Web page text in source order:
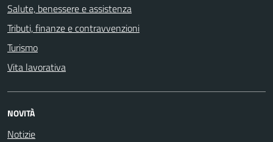
Salute, benessere e assistenza
Tributi, finanze e contravvenzioni
Turismo
Vita lavorativa
NOVITÀ
Notizie